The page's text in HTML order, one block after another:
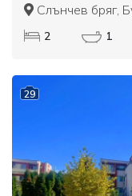
Слънчев бряг,
2 1
29